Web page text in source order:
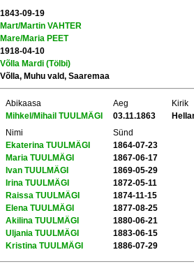
1843-09-19
Mart/Martin VAHTER
Mare/Maria PEET
1918-04-10
Võlla Mardi (Tölbi)
Võlla, Muhu vald, Saaremaa
Abikaasa Aeg
Kirik
Mihkel/Mihail TUULMÄGI
03.11.1863
Nimi
Sünd
Ekaterina TUULMÄGI
1864-07-23
Maria TUULMÄGI
1867-06-17
Ivan TUULMÄGI
1869-05-29
Irina TUULMÄGI
1872-05-11
Raissa TUULMÄGI
1874-11-15
Elena TUULMÄGI
1877-08-25
Akilina TUULMÄGI
1880-06-21
Uljania TUULMÄGI
1883-06-15
Kristina TUULMÄGI
1886-07-29